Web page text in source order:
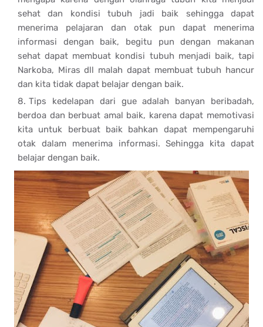
sehat dan kondisi tubuh jadi baik sehingga dapat
menerima pelajaran dan otak pun dapat menerima
informasi dengan baik, begitu pun dengan makanan
sehat dapat membuat kondisi tubuh menjadi baik, tapi
Narkoba, Miras dll malah dapat membuat tubuh hancur
dan kita tidak dapat belajar dengan baik.
Tips kedelapan dari gue adalah banyan beribadah,
berdoa dan berbuat amal baik, karena dapat memotivasi
kita untuk berbuat baik bahkan dapat mempengaruhi
otak dalam menerima informasi. Sehingga kita dapat
belajar dengan baik.